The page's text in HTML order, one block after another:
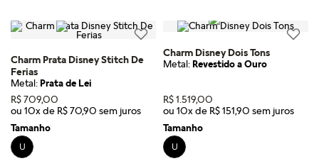
Charm Prata Disney Stitch De
Ferias
Metal:Prata de Lei
R$709,00
ou 10x de R$70,90
Tamanho
U
Charm Disney Dois Tons
Metal:Revestido a Ouro
R$1 519,00
ou 10x de R$151,90
Tamanho
U